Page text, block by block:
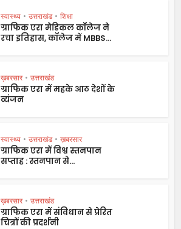
स्वास्थ्य • उत्तराखंड • शिक्षा
ग्राफिक एरा मेडिकल कॉलेज ने
रचा इतिहास, कॉलेज में MBBS...
ख़बरसार • उत्तराखंड
ग्राफिक एरा में महके आठ देशों के
व्यंजन
स्वास्थ्य • उत्तराखंड • ख़बरसार
ग्राफिक एरा में विश्व स्तनपान
सप्ताह : स्तनपान से...
ख़बरसार • उत्तराखंड
ग्राफिक एरा में संविधान से प्रेरित
चित्रों की प्रदर्शनी